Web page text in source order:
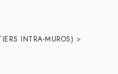
INTRA-MUROS) >